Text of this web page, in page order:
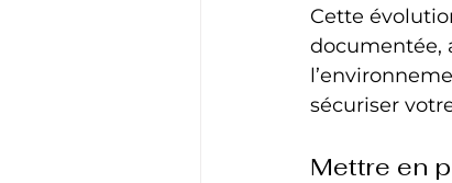
Cette
documentée,
sécuriser
Mettre en